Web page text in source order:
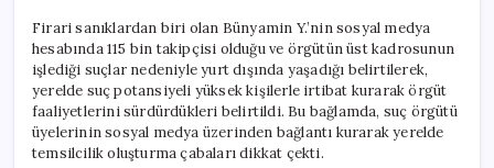
Firari sanıklardan biri olan Bünyamin Y.’nin sosyal medya
hesabında 115 bin takipçisi olduğu ve örgütün üst kadrosunun
işlediği suçlar nedeniyle yurt dışında yaşadığı belirtilerek,
yerelde suç potansiyeli yüksek kişilerle irtibat kurarak örgüt
faaliyetlerini sürdürdükleri belirtildi. Bu bağlamda, suç örgütü
üyelerinin sosyal medya üzerinden bağlantı kurarak yerelde
temsilcilik oluşturma çabaları dikkat çekti.